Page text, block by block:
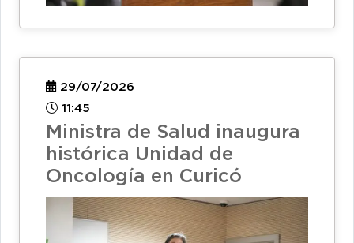
29/07/2026
11:45
Ministra de Salud inaugura
histórica Unidad de
Oncología en Curicó